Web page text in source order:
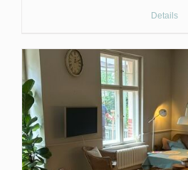
Details